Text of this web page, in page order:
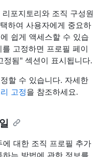
포지토리와 조직 구성원
하여 사용자에게 중요하
쉽게 액세스할 수 있습
고정하면 프로필 페이
됨" 섹션이 표시됩니다.
할 수 있습니다. 자세한
고정을 참조하세요.
대한 조직 프로필 추가